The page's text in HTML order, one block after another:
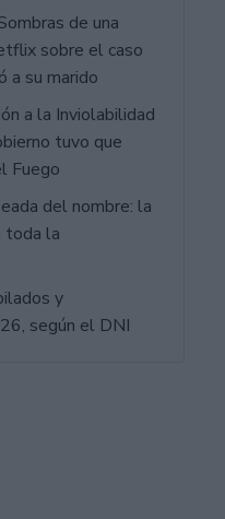
de una
sobre el caso
a su marido
a la Inviolabilidad
tuvo que
Fuego
del nombre: la
toda la
y
según el DNI